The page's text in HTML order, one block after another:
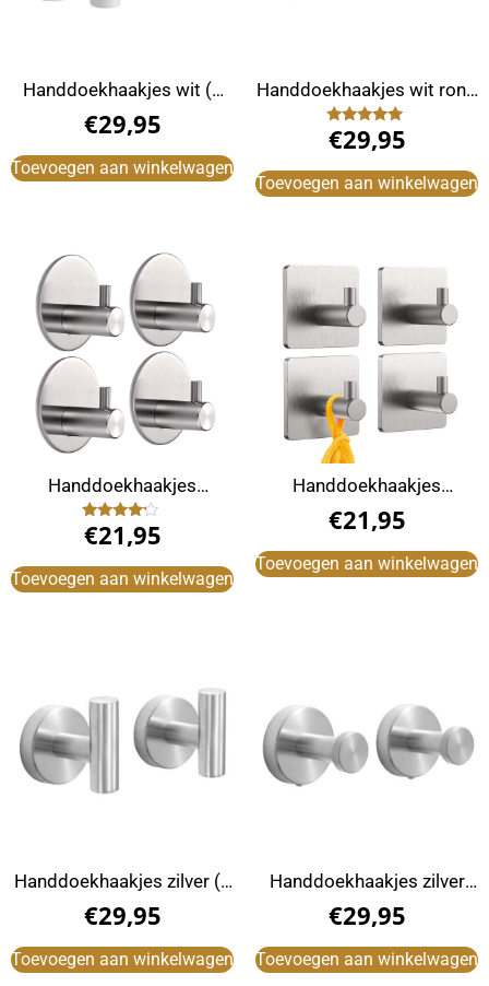
Handdoekhaakjes wit (2
stuks)
€29,95
Toevoegen aan winkelwagen
Handdoekhaakjes wit rond
(2 Stuks)
Gewaardeerd
5.00
€29,95
Toevoegen aan winkelwagen
Handdoekhaakjes
zelfklevend rvs (4 Stuks)
Gewaardeerd
4.00
€21,95
Toevoegen aan winkelwagen
Handdoekhaakjes
zelfklevend rvs vierkant (4
stuks)
€21,95
Toevoegen aan winkelwagen
Handdoekhaakjes zilver (2
stuks)
€29,95
Toevoegen aan winkelwagen
Handdoekhaakjes zilver
rond (2 Stuks)
€29,95
Toevoegen aan winkelwagen